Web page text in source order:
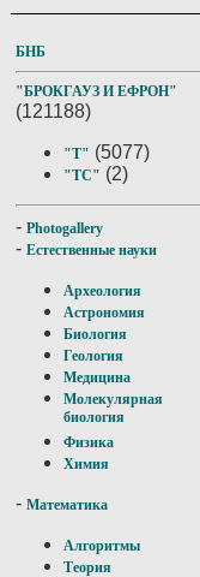
БНБ
"БРОКГАУЗ И ЕФРОН"
(121188)
"Т" (5077)
"ТС" (2)
- Photogallery
- Естественные науки
Археология
Астрономия
Биология
Геология
Медицина
Молекулярная
биология
Физика
Химия
- Математика
Алгоритмы
Теория